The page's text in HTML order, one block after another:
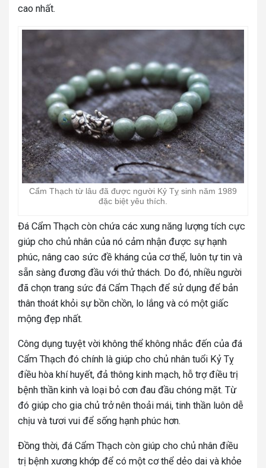
cao nhất.
Cẩm Thạch từ lâu đã được người Kỷ Tỵ sinh năm 1989
đặc biệt yêu thích.
Đá Cẩm Thạch còn chứa các xung năng lượng tích cực
giúp cho chủ nhân của nó cảm nhận được sự hạnh
phúc, nâng cao sức đề kháng của cơ thể, luôn tự tin và
sẵn sàng đương đầu với thử thách. Do đó, nhiều người
đã chọn trang sức đá Cẩm Thạch để sử dụng để bản
thân thoát khỏi sự bồn chồn, lo lắng và có một giấc
mộng đẹp nhất.
Công dụng tuyệt vời không thể không nhắc đến của đá
Cẩm Thạch đó chính là giúp cho chủ nhân tuổi Kỷ Tỵ
điều hòa khí huyết, đả thông kinh mạch, hỗ trợ điều trị
bệnh thần kinh và loại bỏ cơn đau đầu chóng mặt. Từ
đó giúp cho gia chủ trở nên thoải mái, tinh thần luôn dễ
chịu và tươi vui để sống hạnh phúc hơn.
Đồng thời, đá Cẩm Thạch còn giúp cho chủ nhân điều
trị bệnh xương khớp để có một cơ thể dẻo dai và khỏe